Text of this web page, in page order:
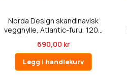
Norda Design skandinavisk
vegghylle, Atlantic-furu, 120...
690,00 kr
Legg i handlekurv